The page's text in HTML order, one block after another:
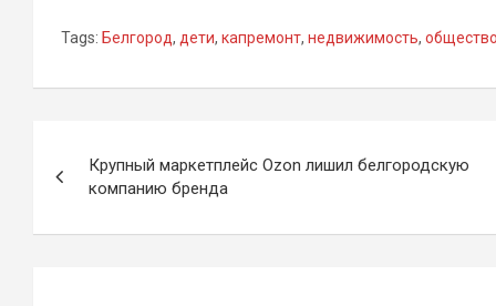
Tags: Белгород, дети, капремонт, недвижимость,
по
записям
Крупный маркетплейс Ozon лишил белгородскую
компанию бренда